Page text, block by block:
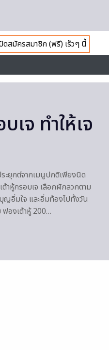
ดสมัครสมาชิก (ฟรี) เร็วๆ นี้
จ ทำให้เจ
ระยุกต์จากเมนูปกติเพียงนิด
าหู้กรอบเจ เลือกผักลวกตาม
ญอิ่มใจ และอิ่มท้องไปทั้งวัน
ฟองเต้าหู้ 200…